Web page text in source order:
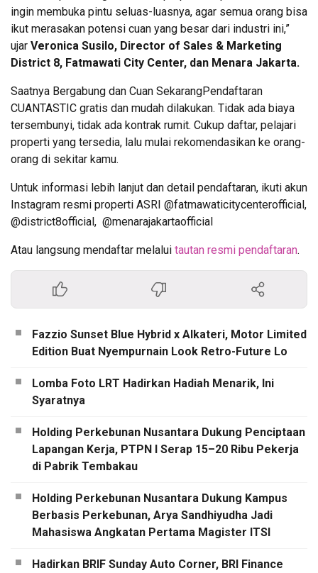
ingin membuka pintu seluas-luasnya, agar semua orang bisa
ikut merasakan potensi cuan yang besar dari industri ini,”
ujar Veronica Susilo, Director of Sales & Marketing
District 8, Fatmawati City Center, dan Menara Jakarta.
Saatnya Bergabung dan Cuan SekarangPendaftaran
CUANTASTIC gratis dan mudah dilakukan. Tidak ada biaya
tersembunyi, tidak ada kontrak rumit. Cukup daftar, pelajari
properti yang tersedia, lalu mulai rekomendasikan ke orang-
orang di sekitar kamu.
Untuk informasi lebih lanjut dan detail pendaftaran, ikuti akun
Instagram resmi properti ASRI @fatmawaticitycenterofficial,
@district8official, @menarajakartaofficial
Atau langsung mendaftar melalui tautan resmi pendaftaran.
Fazzio Sunset Blue Hybrid x Alkateri, Motor Limited
Edition Buat Nyempurnain Look Retro-Future Lo
Lomba Foto LRT Hadirkan Hadiah Menarik, Ini
Syaratnya
Holding Perkebunan Nusantara Dukung Penciptaan
Lapangan Kerja, PTPN I Serap 15–20 Ribu Pekerja
di Pabrik Tembakau
Holding Perkebunan Nusantara Dukung Kampus
Berbasis Perkebunan, Arya Sandhiyudha Jadi
Mahasiswa Angkatan Pertama Magister ITSI
Hadirkan BRIF Sunday Auto Corner, BRI Finance